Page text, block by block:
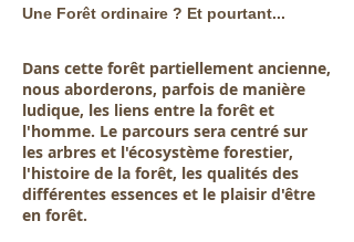
Une Forêt ordinaire ? Et pourtant...
Dans cette forêt partiellement ancienne,
nous aborderons, parfois de manière
ludique, les liens entre la forêt et
l'homme. Le parcours sera centré sur
les arbres et l'écosystème forestier,
l'histoire de la forêt, les qualités des
différentes essences et le plaisir d'être
en forêt.